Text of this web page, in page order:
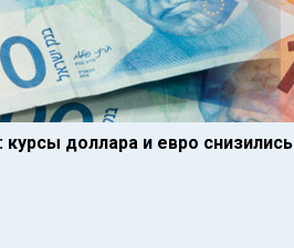
доллара и евро снизились